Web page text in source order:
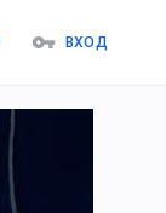
ВХОД